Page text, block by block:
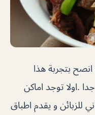
انصح بتجربة هذا
.اولا توجد اماكن
للزبائن و يقدم اطباق